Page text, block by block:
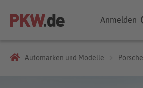
Anmelden
Automarken und Modelle Porsche